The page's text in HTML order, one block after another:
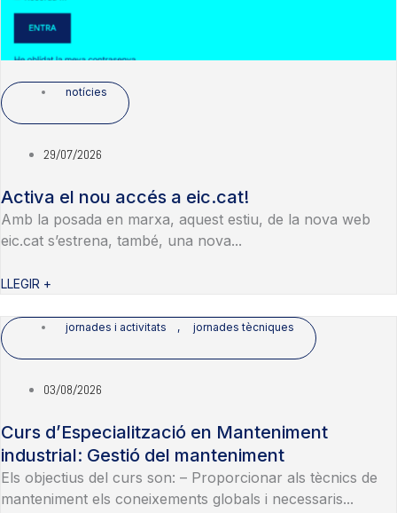
notícies
29/07/2026
Activa el nou accés a eic.cat!
Amb la posada en marxa, aquest estiu, de la nova web
eic.cat s’estrena, també, una nova...
LLEGIR +
jornades i activitats , jornades tècniques
03/08/2026
Curs d’Especialització en Manteniment
industrial: Gestió del manteniment
Els objectius del curs son: – Proporcionar als tècnics de
manteniment els coneixements globals i necessaris...